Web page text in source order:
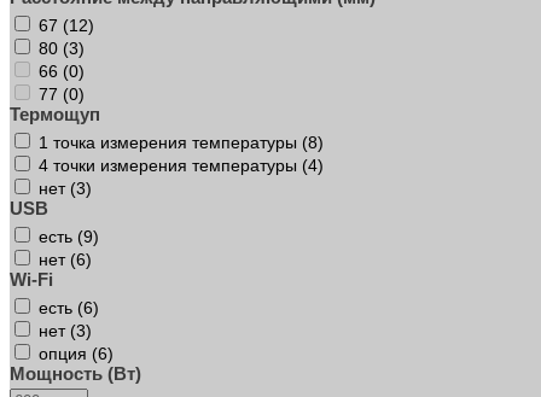
67 (12)
80 (3)
66 (0)
77 (0)
Термощуп
1 точка измерения температуры (8)
4 точки измерения температуры (4)
нет (3)
USB
есть (9)
нет (6)
Wi-Fi
есть (6)
нет (3)
опция (6)
Мощность (Вт)